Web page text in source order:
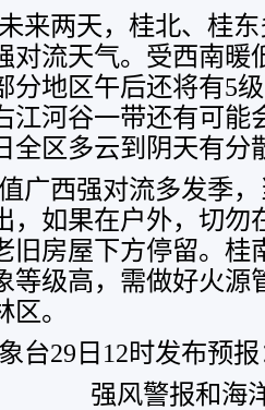
来两天，桂北、桂
对流天气。受西南暖
分地区午后还将有5
江河谷一带还有可
全区多云到阴天有分
广西强对流多发季
，如果在户外，切勿
旧房屋下方停留。桂
等级高，需做好火源
。
台29日12时发布预
强风警报和海